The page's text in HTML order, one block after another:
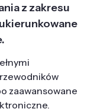
z zakresu
zaawansowane